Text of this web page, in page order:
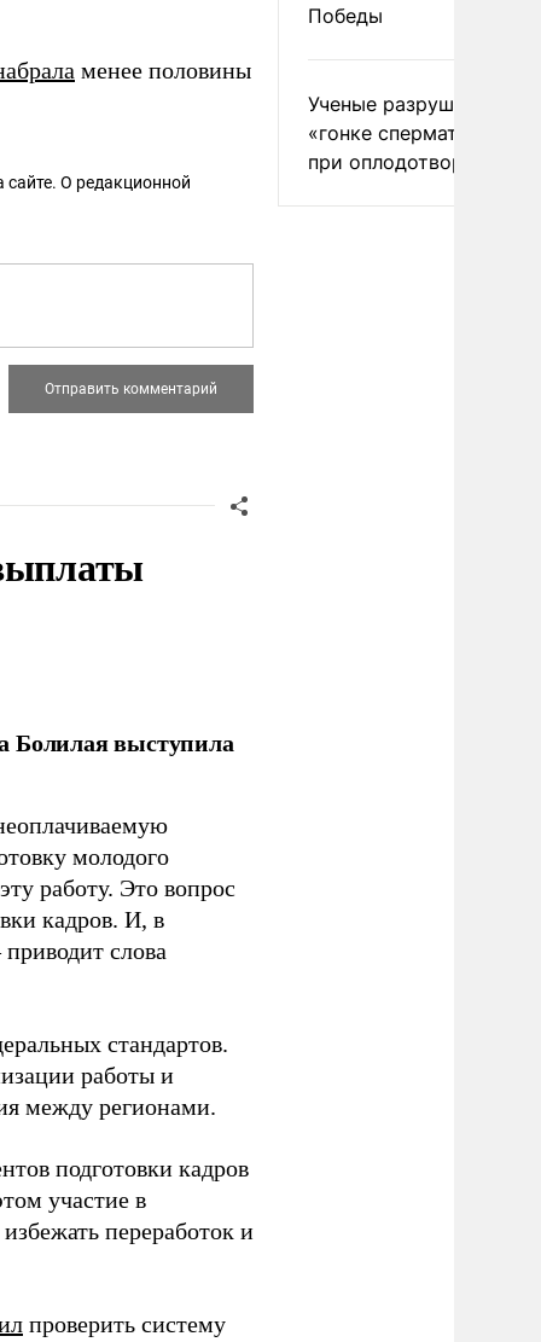
менее половины
сайте. О редакционной
Болилая выступила
молодого
работу. Это вопрос
кадров. И, в
слова
стандартов.
работы и
между регионами.
подготовки кадров
участие в
переработок и
проверить систему
Победы
Ученые разрушили миф
«гонке
при оплодотворении